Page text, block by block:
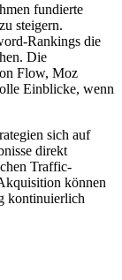
fundierte
steigern.
Rankings die
Die
Flow, Moz
Einblicke, wenn
sich auf
direkt
Traffic-
können
kontinuierlich